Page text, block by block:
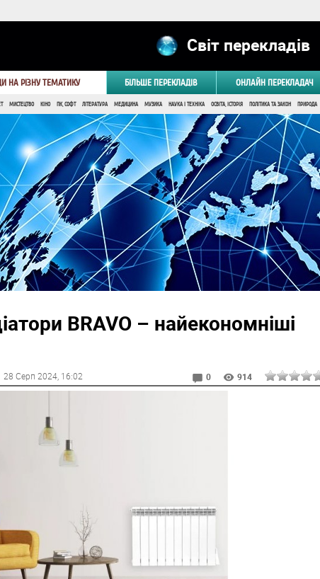
Світ перекладів
НА РІЗНУ ТЕМАТИКУ БІЛЬШЕ ПЕРЕКЛАДІВ ОНЛАЙН ПЕРЕКЛАДАЧ
МИСТЕЦТВО КІНО ПК, СОФТ ЛІТЕРАТУРА МЕДИЦИНА МУЗИКА НАУКА І ТЕХНІКА ОСВІТА, ІСТОРІЯ ПОЛІТИКА ТА ЗАКОН ПРИРОДА
BRAVO – найекономніші
28 Серп 2024, 16:02 0 914